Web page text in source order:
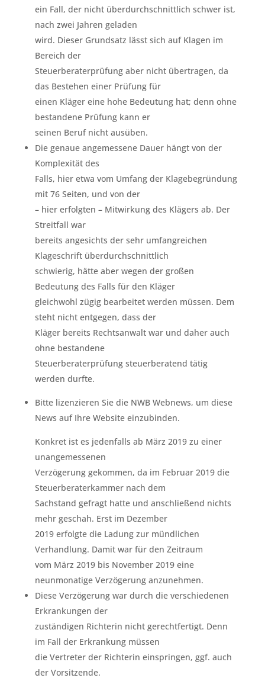
ein Fall, der nicht überdurchschnittlich schwer ist,
nach zwei Jahren geladen
wird. Dieser Grundsatz lässt sich auf Klagen im
Bereich der
Steuerberaterprüfung aber nicht übertragen, da
das Bestehen einer Prüfung für
einen Kläger eine hohe Bedeutung hat; denn ohne
bestandene Prüfung kann er
seinen Beruf nicht ausüben.
Die genaue angemessene Dauer hängt von der
Komplexität des
Falls, hier etwa vom Umfang der Klagebegründung
mit 76 Seiten, und von der
– hier erfolgten – Mitwirkung des Klägers ab. Der
Streitfall war
bereits angesichts der sehr umfangreichen
Klageschrift überdurchschnittlich
schwierig, hätte aber wegen der großen
Bedeutung des Falls für den Kläger
gleichwohl zügig bearbeitet werden müssen. Dem
steht nicht entgegen, dass der
Kläger bereits Rechtsanwalt war und daher auch
ohne bestandene
Steuerberaterprüfung steuerberatend tätig
werden durfte.
Bitte lizenzieren Sie die NWB Webnews, um diese
News auf Ihre Website einzubinden.
Konkret ist es jedenfalls ab März 2019 zu einer
unangemessenen
Verzögerung gekommen, da im Februar 2019 die
Steuerberaterkammer nach dem
Sachstand gefragt hatte und anschließend nichts
mehr geschah. Erst im Dezember
2019 erfolgte die Ladung zur mündlichen
Verhandlung. Damit war für den Zeitraum
vom März 2019 bis November 2019 eine
neunmonatige Verzögerung anzunehmen.
Diese Verzögerung war durch die verschiedenen
Erkrankungen der
zuständigen Richterin nicht gerechtfertigt. Denn
im Fall der Erkrankung müssen
die Vertreter der Richterin einspringen, ggf. auch
der Vorsitzende.